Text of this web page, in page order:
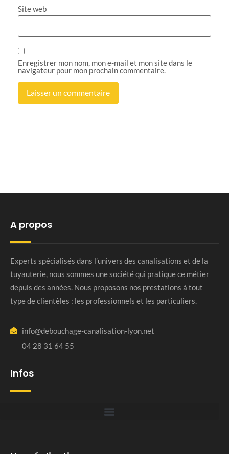
Site web
Enregistrer mon nom, mon e-mail et mon site dans le
navigateur pour mon prochain commentaire.
A propos
Experts spécialisés dans l’univers des canalisations et de la
tuyauterie, nous sommes une société qui pratique ce métier
depuis des années. Nous proposons nos prestations à tout
type de clientèles : les professionnels et les particuliers.
info@debouchage-canalisation-lyon.net
04 28 31 64 55
Infos